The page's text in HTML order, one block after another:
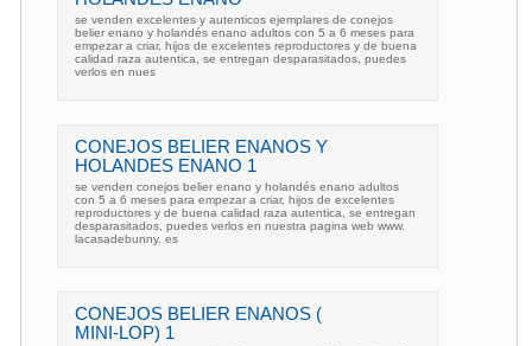
se venden excelentes y autenticos ejemplares de conejos
belier enano y holandés enano adultos con 5 a 6 meses para
empezar a criar, hijos de excelentes reproductores y de buena
calidad raza autentica, se entregan desparasitados, puedes
verlos en nues
CONEJOS BELIER ENANOS Y
HOLANDES ENANO 1
se venden conejos belier enano y holandés enano adultos
con 5 a 6 meses para empezar a criar, hijos de excelentes
reproductores y de buena calidad raza autentica, se entregan
desparasitados, puedes verlos en nuestra pagina web www.
lacasadebunny. es
CONEJOS BELIER ENANOS (
MINI-LOP) 1